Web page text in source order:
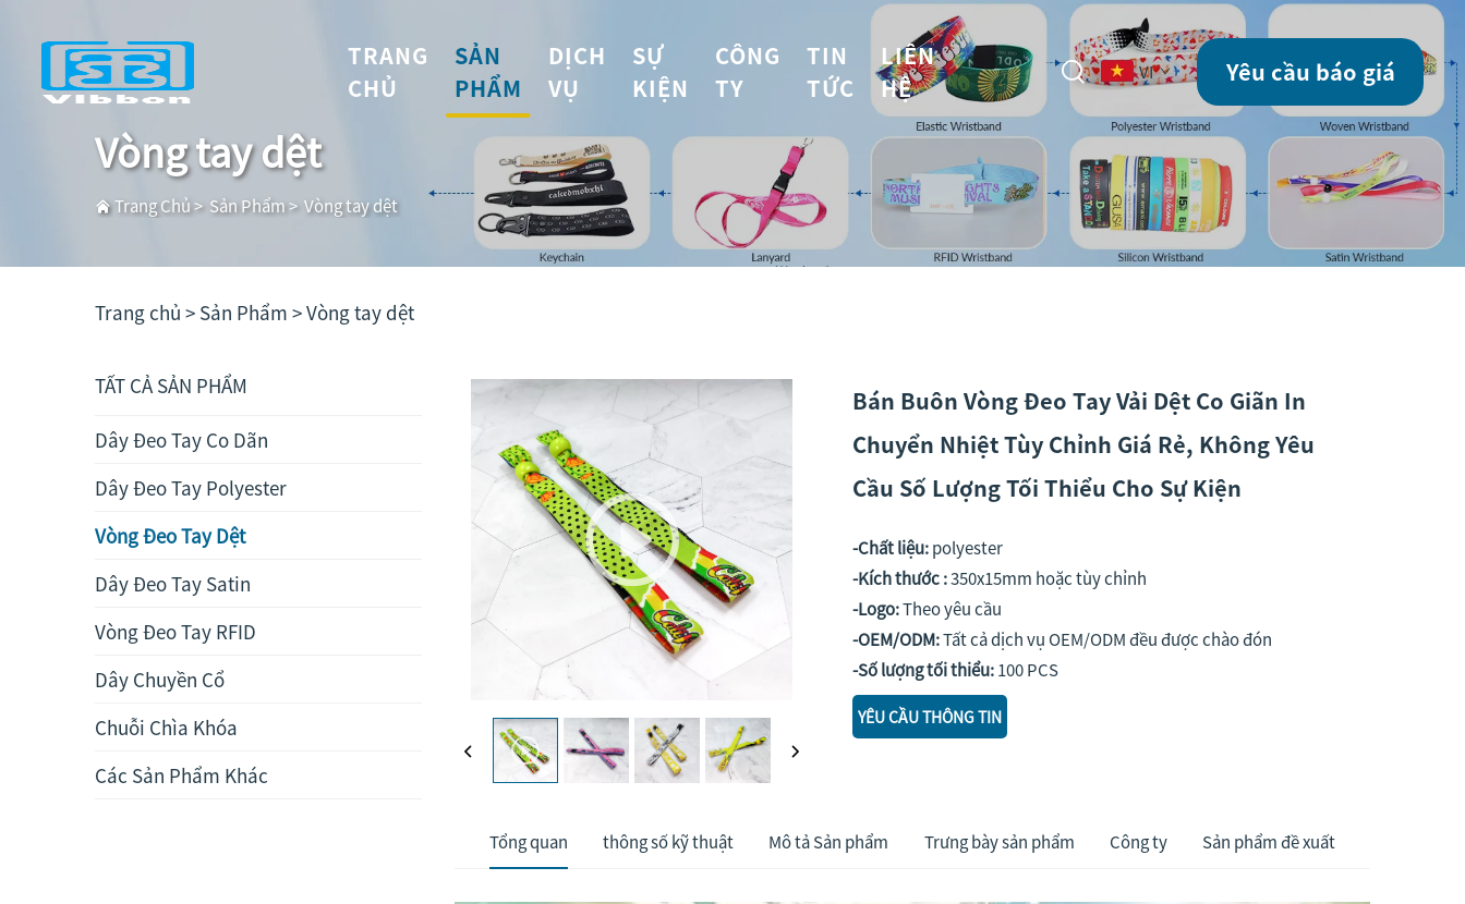
TRANG
CHỦ
SẢN
PHẨM
DỊCH
VỤ
SỰ
KIỆN
CÔNG
TY
TIN
TỨC
LIÊN
HỆ
VI Yêu cầu báo giá
Vòng tay dệt
Trang Chủ> Sản Phẩm> Vòng tay dệt
Trang chủ > Sản Phẩm >Vòng tay dệt
TẤT CẢ SẢN PHẨM
Dây Đeo Tay Co Dãn
Dây Đeo Tay Polyester
Vòng Đeo Tay Dệt
Dây Đeo Tay Satin
Vòng Đeo Tay RFID
Dây Chuyền Cổ
Chuỗi Chìa Khóa
Các Sản Phẩm Khác
Bán Buôn Vòng Đeo Tay Vải Dệt Co Giãn In
Chuyển Nhiệt Tùy Chỉnh Giá Rẻ, Không Yêu
Cầu Số Lượng Tối Thiểu Cho Sự Kiện
-Chất liệu:polyester
-Kích thước :350x15mm hoặc tùy chỉnh
-Logo:Theo yêu cầu
-OEM/ODM:Tất cả dịch vụ OEM/ODM đều được chào đón
-Số lượng tối thiểu:100 PCS
YÊU CẦU THÔNG TIN
Tổng quan thông số kỹ thuật Mô tả Sản phẩm Trưng bày sản phẩm Công ty Sản phẩm đề xuất